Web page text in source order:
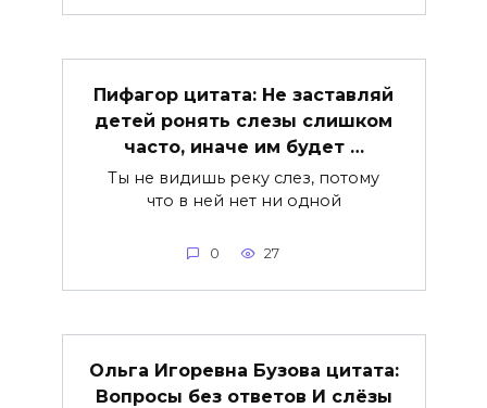
Пифагор цитата: Не заставляй
детей ронять слезы слишком
часто, иначе им будет …
Ты не видишь реку слез, потому
что в ней нет ни одной
0 27
Ольга Игоревна Бузова цитата:
Вопросы без ответов И слёзы